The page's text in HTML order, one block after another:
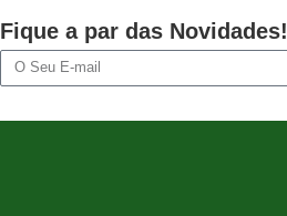
Fique a par das Novidades!